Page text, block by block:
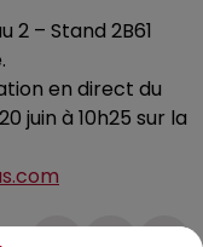
2 – Stand 2B61
en direct du
juin à 10h25 sur la